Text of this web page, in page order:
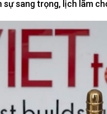
sự sang trọng, lịch lãm